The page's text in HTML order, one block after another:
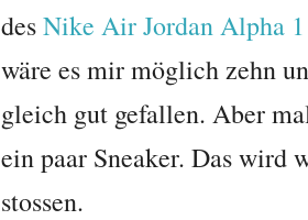
desNike Air Jordan Alpha
wäre es mir möglich zehn
gleich gut gefallen. Aber
ein paar Sneaker. Das wird
stossen.